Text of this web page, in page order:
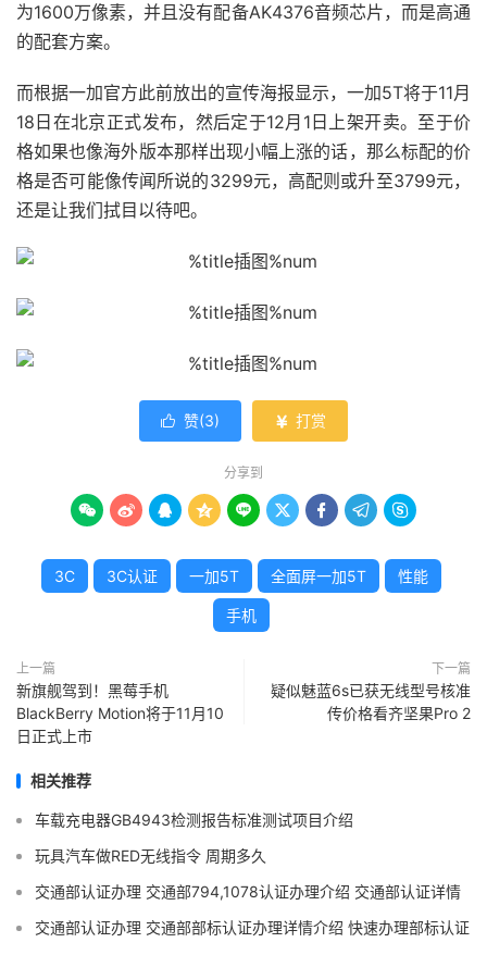
为1600万像素，并且没有配备AK4376音频芯片，而是高通
的配套方案。
而根据一加官方此前放出的宣传海报显示，一加5T将于11月
18日在北京正式发布，然后定于12月1日上架开卖。至于价
格如果也像海外版本那样出现小幅上涨的话，那么标配的价
格是否可能像传闻所说的3299元，高配则或升至3799元，
还是让我们拭目以待吧。
 赞(3)  打赏
分享到
        
3C 3C认证 一加5T 全面屏一加5T 性能
手机
上一篇
新旗舰驾到！黑莓手机
BlackBerry Motion将于11月10
日正式上市
下一篇
疑似魅蓝6s已获无线型号核准
传价格看齐坚果Pro 2
相关推荐
车载充电器GB4943检测报告标准测试项目介绍
玩具汽车做RED无线指令 周期多久
交通部认证办理 交通部794,1078认证办理介绍 交通部认证详情
交通部认证办理 交通部部标认证办理详情介绍 快速办理部标认证